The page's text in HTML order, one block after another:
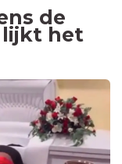
de
lijkt het